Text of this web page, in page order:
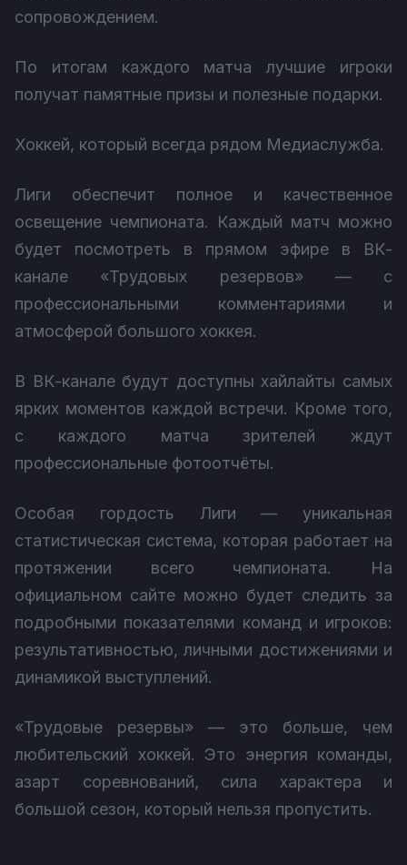
сопровождением.
По итогам каждого матча лучшие игроки
получат памятные призы и полезные подарки.
Хоккей, который всегда рядом Медиаслужба.
Лиги обеспечит полное и качественное
освещение чемпионата. Каждый матч можно
будет посмотреть в прямом эфире в ВК-
канале «Трудовых резервов» — с
профессиональными комментариями и
атмосферой большого хоккея.
В ВК-канале будут доступны хайлайты самых
ярких моментов каждой встречи. Кроме того,
с каждого матча зрителей ждут
профессиональные фотоотчёты.
Особая гордость Лиги — уникальная
статистическая система, которая работает на
протяжении всего чемпионата. На
официальном сайте можно будет следить за
подробными показателями команд и игроков:
результативностью, личными достижениями и
динамикой выступлений.
«Трудовые резервы» — это больше, чем
любительский хоккей. Это энергия команды,
азарт соревнований, сила характера и
большой сезон, который нельзя пропустить.